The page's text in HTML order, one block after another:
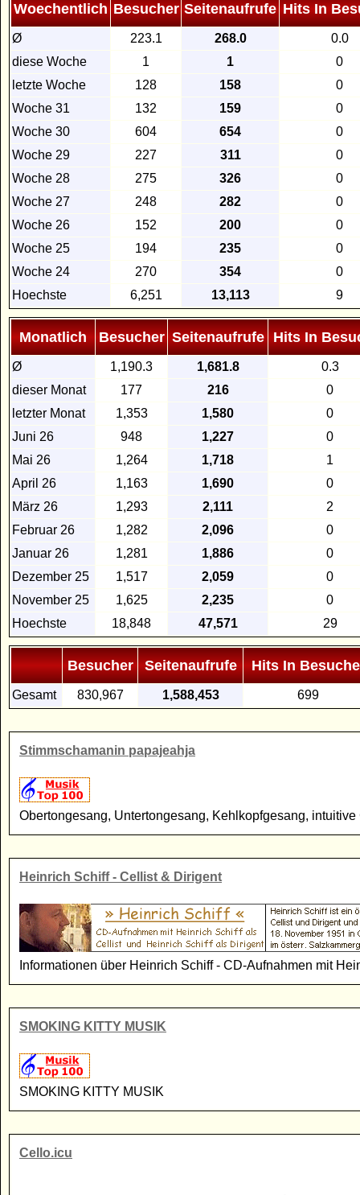
Woechentlich Besucher Seitenaufrufe Hits In
Ø 223.1 268.0
0.0
diese Woche
1 1
0
letzte Woche
128 158
0
Woche 31
132 159
0
Woche 30
604 654
0
Woche 29
227 311
0
Woche 28
275 326
0
Woche 27
248 282
0
Woche 26
152 200
0
Woche 25
194 235
0
Woche 24
270 354
0
Hoechste
6,251 13,113 9
Monatlich Besucher Seitenaufrufe Hits In
Ø 1,190.3 1,681.8
0.3
dieser Monat
177 216
0
letzter Monat
1,353 1,580
0
Juni 26
948 1,227
0
Mai 26
1,264 1,718
1
April 26
1,163 1,690
0
März 26
1,293 2,111
2
Februar 26
1,282 2,096
0
Januar 26
1,281 1,886
0
Dezember 25
1,517 2,059
0
November 25
1,625 2,235
0
Hoechste
18,848 47,571 29
Besucher Seitenaufrufe Hits In
Gesamt 830,967 1,588,453 699
Stimmschamanin papajeahja
Obertongesang, Untertongesang, Kehlkopfgesang,
Heinrich Schiff - Cellist & Dirigent
Informationen über Heinrich Schiff - CD-Aufnahmen mit
SMOKING KITTY MUSIK
SMOKING KITTY MUSIK
Cello.icu